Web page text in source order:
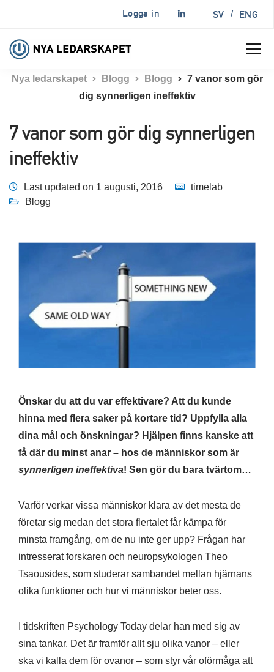
Logga in SV / ENG
Nya ledarskapet Blogg Blogg
7 vanor som gör
dig synnerligen ineffektiv
7 vanor som gör dig synnerligen
ineffektiv
Last updated on 1 augusti, 2016
timelab
Blogg
Önskar du att du var effektivare? Att du kunde
hinna med flera saker på kortare tid? Uppfylla alla
dina mål och önskningar? Hjälpen finns kanske att
få där du minst anar – hos de människor som är
synnerligen ineffektiva! Sen gör du bara tvärtom…
Varför verkar vissa människor klara av det mesta de
företar sig medan det stora flertalet får kämpa för
minsta framgång, om de nu inte ger upp? Frågan har
intresserat forskaren och neuropsykologen Theo
Tsaousides, som studerar sambandet mellan hjärnans
olika funktioner och hur vi människor beter oss.
I tidskriften Psychology Today delar han med sig av
sina tankar. Det är framför allt sju olika vanor – eller
ska vi kalla dem för ovanor – som styr vår oförmåga att